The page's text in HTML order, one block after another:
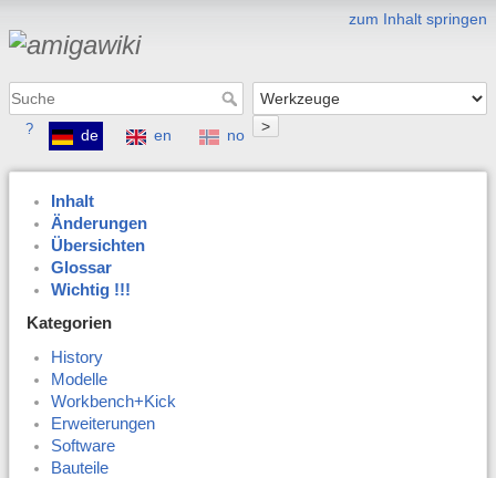
zum Inhalt springen
>
? de en no
Inhalt
Änderungen
Übersichten
Glossar
Wichtig !!!
Kategorien
History
Modelle
Workbench+Kick
Erweiterungen
Software
Bauteile